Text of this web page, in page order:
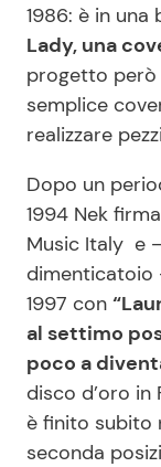
Privacy Policy
1986: è in una
Lady, una
progetto però
semplice
realizzare
Dopo un
1994 Nek
Music Italy e
dimenticatoio
1997 con
al settimo
poco a
disco d’oro in
è finito subito
seconda